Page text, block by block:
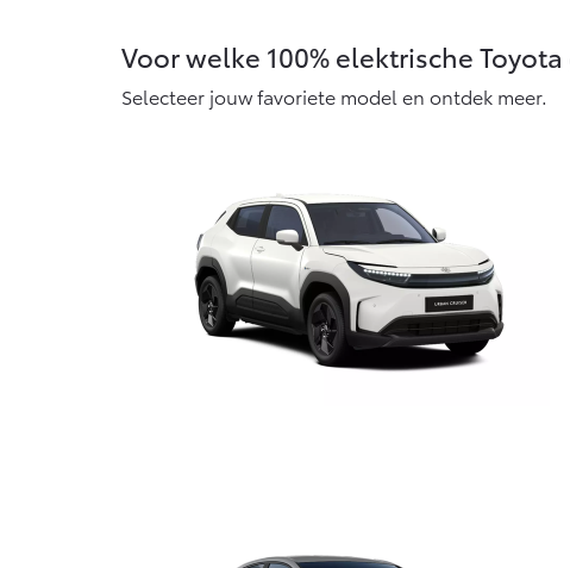
Proace Max (excl.
OOK ALS BATTERIJ-
Vanaf € 46.301,-
Voor welke 100% elektrische Toyota
Selecteer jouw favoriete model en ontdek meer.